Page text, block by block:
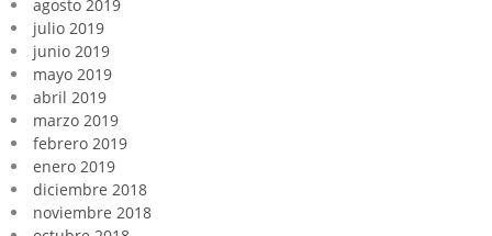
agosto 2019
julio 2019
junio 2019
mayo 2019
abril 2019
marzo 2019
febrero 2019
enero 2019
diciembre 2018
noviembre 2018